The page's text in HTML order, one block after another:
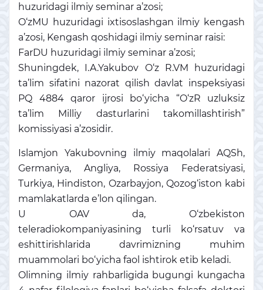
huzuridagi ilmiy seminar a’zosi;
O‘zMU huzuridagi ixtisoslashgan ilmiy kengash
a’zosi, Kengash qoshidagi ilmiy seminar raisi:
FarDU huzuridagi ilmiy seminar a’zosi;
Shuningdek, I.A.Yakubov O‘z R.VM huzuridagi
ta’lim sifatini nazorat qilish davlat inspeksiyasi
PQ 4884 qaror ijrosi bo‘yicha “O‘zR uzluksiz
ta’lim Milliy dasturlarini takomillashtirish”
komissiyasi a’zosidir.
Islamjon Yakubovning ilmiy maqolalari AQSh,
Germaniya, Angliya, Rossiya Federatsiyasi,
Turkiya, Hindiston, Ozarbayjon, Qozog‘iston kabi
mamlakatlarda e’lon qilingan.
U OAV da, O‘zbekiston
teleradiokompaniyasining turli ko‘rsatuv va
eshittirishlarida davrimizning muhim
muammolari bo‘yicha faol ishtirok etib keladi.
Olimning ilmiy rahbarligida bugungi kungacha